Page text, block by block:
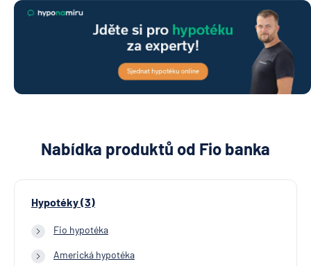
Nabídka produktů od Fio banka
Hypotéky (3)
Fio hypotéka
Americká hypotéka